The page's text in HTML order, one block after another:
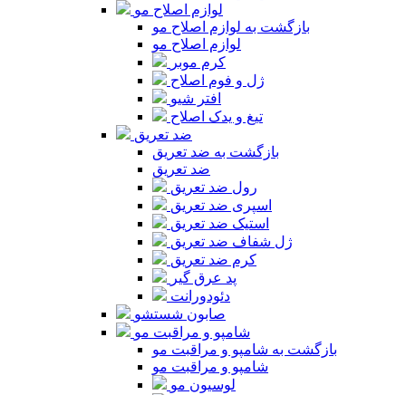
لوازم اصلاح مو
بازگشت به لوازم اصلاح مو
لوازم اصلاح مو
کرم موبر
ژل و فوم اصلاح
افتر شیو
تیغ و یدک اصلاح
ضد تعریق
بازگشت به ضد تعریق
ضد تعریق
رول ضد تعریق
اسپری ضد تعریق
استیک ضد تعریق
ژل شفاف ضد تعریق
کرم ضد تعریق
پد عرق گیر
دئودورانت
صابون شستشو
شامپو و مراقبت مو
بازگشت به شامپو و مراقبت مو
شامپو و مراقبت مو
لوسیون مو